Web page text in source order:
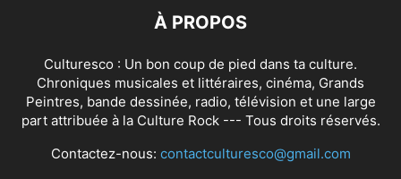
À PROPOS
Culturesco : Un bon coup de pied dans ta culture.
Chroniques musicales et littéraires, cinéma, Grands
Peintres, bande dessinée, radio, télévision et une large
part attribuée à la Culture Rock --- Tous droits réservés.
Contactez-nous: contactculturesco@gmail.com